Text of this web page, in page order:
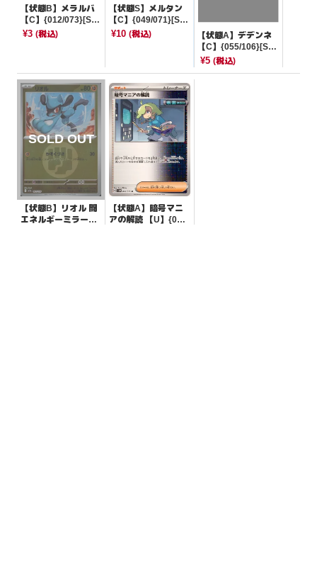
【状態B】メラルバ
【C】{012/073}[SV
1a]
¥3 (税込)
【状態S】メルタン
【C】{049/071}[SV
5M]
¥10(税込)
【状態A】デデンネ
【C】{055/106}[SV
8]
¥5 (税込)
【状態B】リオル 闘
エネルギーミラー
【状態A】暗号マニ
アの解読 【U】{067/